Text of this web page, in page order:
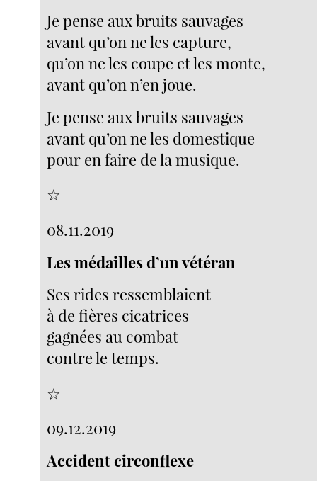
Je pense aux bruits sauvages
avant qu’on ne les capture,
qu’on ne les coupe et les monte,
avant qu’on n’en joue.
Je pense aux bruits sauvages
avant qu’on ne les domestique
pour en faire de la musique.
☆
08.11.2019
Les médailles d’un vétéran
Ses rides ressemblaient
à de fières cicatrices
gagnées au combat
contre le temps.
☆
09.12.2019
Accident circonflexe